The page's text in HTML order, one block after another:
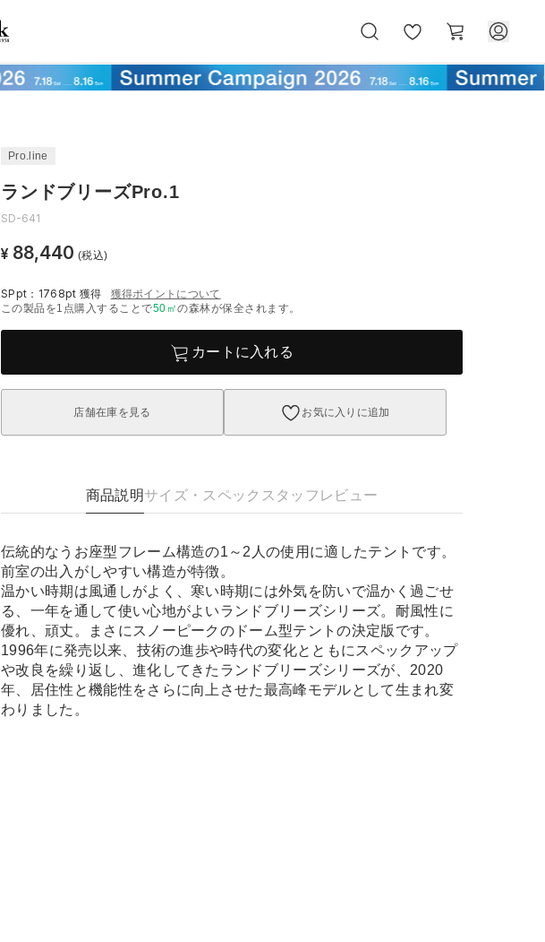
気
に
ー
ト
Pro.line
ランドブリーズPro.1
SD-641
¥ 88,440 (税込)
SPpt：1768pt 獲得
獲得ポイントについて
この製品を1点購入することで50 ㎡の森林が保全されます。
カートに入れる
店舗在庫を見る お気に入りに追加
商品説明サイズ・スペック スタッフレビュー
伝統的なうお座型フレーム構造の1～2人の使用に適したテントです。
前室の出入がしやすい構造が特徴。
温かい時期は風通しがよく、寒い時期には外気を防いで温かく過ごせ
る、一年を通して使い心地がよいランドブリーズシリーズ。耐風性に
優れ、頑丈。まさにスノーピークのドーム型テントの決定版です。
1996年に発売以来、技術の進歩や時代の変化とともにスペックアップ
や改良を繰り返し、進化してきたランドブリーズシリーズが、2020
年、居住性と機能性をさらに向上させた最高峰モデルとして生まれ変
わりました。